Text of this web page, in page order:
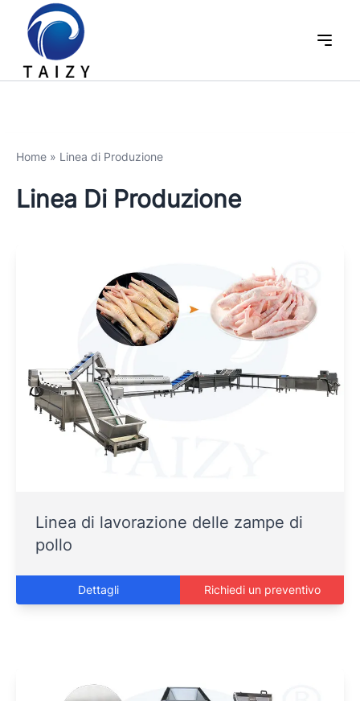
Home » Linea di Produzione
Linea Di Produzione
Linea di lavorazione delle zampe di
pollo
Dettagli Richiedi un preventivo